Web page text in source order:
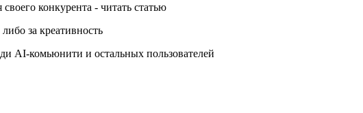
конкурента - читать статью
за креативность
AI-комьюнити и остальных пользователей